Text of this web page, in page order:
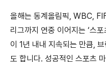
올해는 동계올림픽, WBC,
리그까지 연중 이어지는 ‘스
이 1 년 내내 지속되는 만큼, 브
도 합니다. 성공적인 스포츠